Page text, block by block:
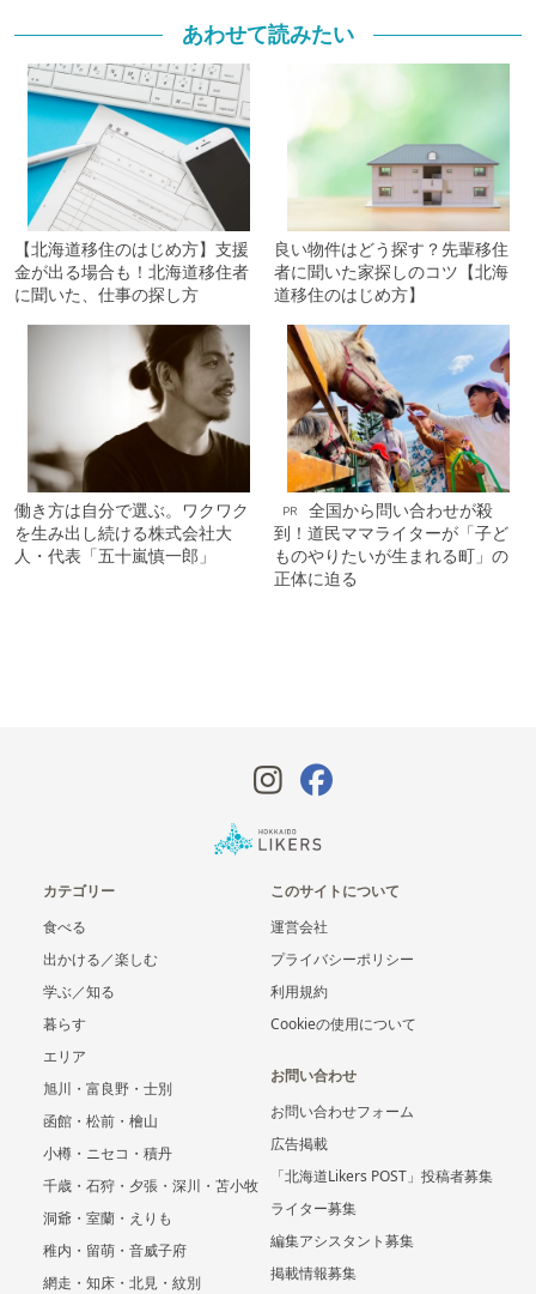
あわせて読みたい
【北海道移住のはじめ方】支援
金が出る場合も！北海道移住者
に聞いた、仕事の探し方
良い物件はどう探す？先輩移住
者に聞いた家探しのコツ【北海
道移住のはじめ方】
働き方は自分で選ぶ。ワクワク
を生み出し続ける株式会社大
人・代表「五十嵐慎一郎」
PR
全国から問い合わせが殺
到！道民ママライターが「子ど
ものやりたいが生まれる町」の
正体に迫る
カテゴリー
食べる
出かける／楽しむ
学ぶ／知る
暮らす
エリア
旭川・富良野・士別
函館・松前・檜山
小樽・ニセコ・積丹
千歳・石狩・夕張・深川・苫小牧
洞爺・室蘭・えりも
稚内・留萌・音威子府
網走・知床・北見・紋別
このサイトについて
運営会社
プライバシーポリシー
利用規約
Cookieの使用について
お問い合わせ
お問い合わせフォーム
広告掲載
「北海道Likers POST」投稿者募集
ライター募集
編集アシスタント募集
掲載情報募集